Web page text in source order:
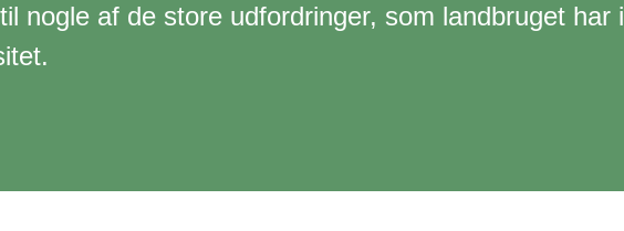
nogle af de store udfordringer, som landbruget har i